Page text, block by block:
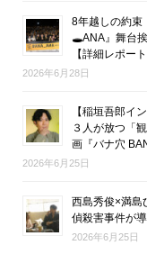
8年越しの約束
🕳ANA』舞台
【詳細レポート
2026年6月28日
【稲垣吾郎イ
３人が放つ「
画『バナ穴
2026年6月25日
西島秀俊×満
偵殺害事件が
2026年6月25日